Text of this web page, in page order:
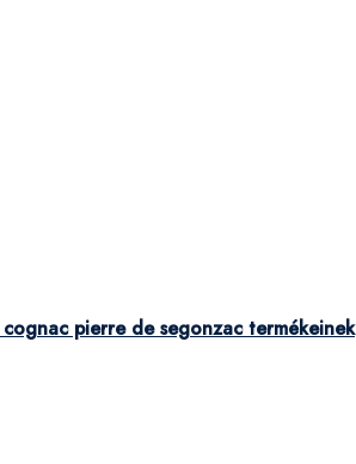
pierre de segonzac termékeinek